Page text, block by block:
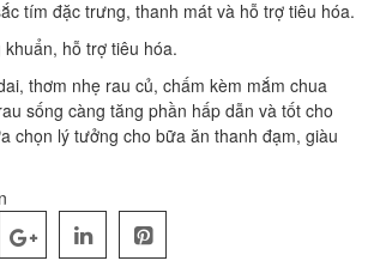
tím đặc trưng, thanh mát và hỗ trợ tiêu hóa.
hỗ trợ tiêu hóa.
thơm nhẹ rau củ, chấm kèm mắm chua
sống càng tăng phần hấp dẫn và tốt cho
chọn lý tưởng cho bữa ăn thanh đạm, giàu